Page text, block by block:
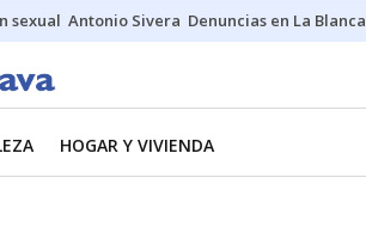
sexual Antonio Sivera Denuncias en La Blanca
HOGAR Y VIVIENDA